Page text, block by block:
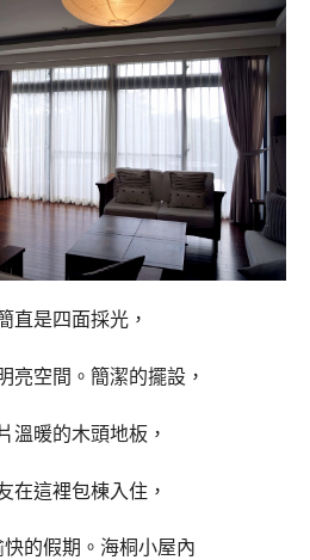
直是四面採光，
亮空間。 簡潔的擺設，
溫暖的木頭地板，
在這裡包棟入住，
的假期。 海桐小屋內